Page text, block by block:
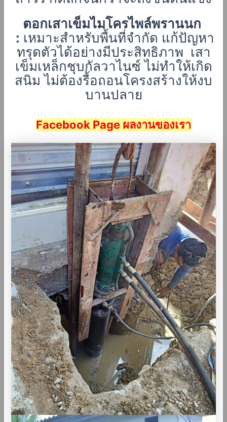
ตอกเสาเข็มไมโครไพล์พรานนก
: เหมาะสำหรับพื้นที่จำกัด แก้ปัญหา
ทรุดตัวได้อย่างมีประสิทธิภาพ เสา
เข็มเหล็กชุบกัลวาไนซ์ ไม่ทำให้เกิด
สนิม ไม่ต้องรื้อถอนโครงสร้างให้งบ
บานปลาย
Facebook Page ผลงานของเรา